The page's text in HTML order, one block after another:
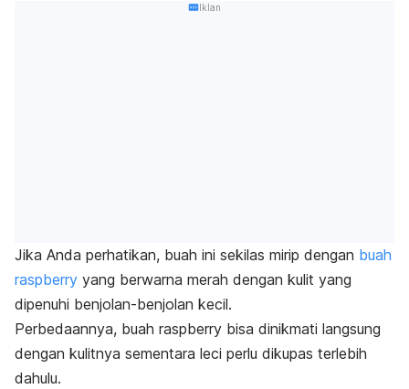
Iklan
Jika Anda perhatikan, buah ini sekilas mirip dengan buah
raspberry yang berwarna merah dengan kulit yang
dipenuhi benjolan-benjolan kecil.
Perbedaannya, buah raspberry bisa dinikmati langsung
dengan kulitnya sementara leci perlu dikupas terlebih
dahulu.